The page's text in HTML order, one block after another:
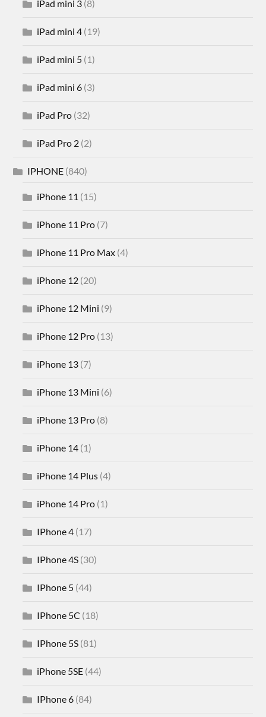
iPad mini 3 (8)
iPad mini 4 (19)
iPad mini 5 (1)
iPad mini 6 (3)
iPad Pro (32)
iPad Pro 2 (2)
IPHONE (840)
iPhone 11 (15)
iPhone 11 Pro (7)
iPhone 11 Pro Max (4)
iPhone 12 (20)
iPhone 12 Mini (9)
iPhone 12 Pro (13)
iPhone 13 (7)
iPhone 13 Mini (6)
iPhone 13 Pro (8)
iPhone 14 (1)
iPhone 14 Plus (4)
iPhone 14 Pro (1)
IPhone 4 (17)
IPhone 4S (30)
IPhone 5 (44)
IPhone 5C (18)
IPhone 5S (81)
iPhone 5SE (44)
IPhone 6 (84)